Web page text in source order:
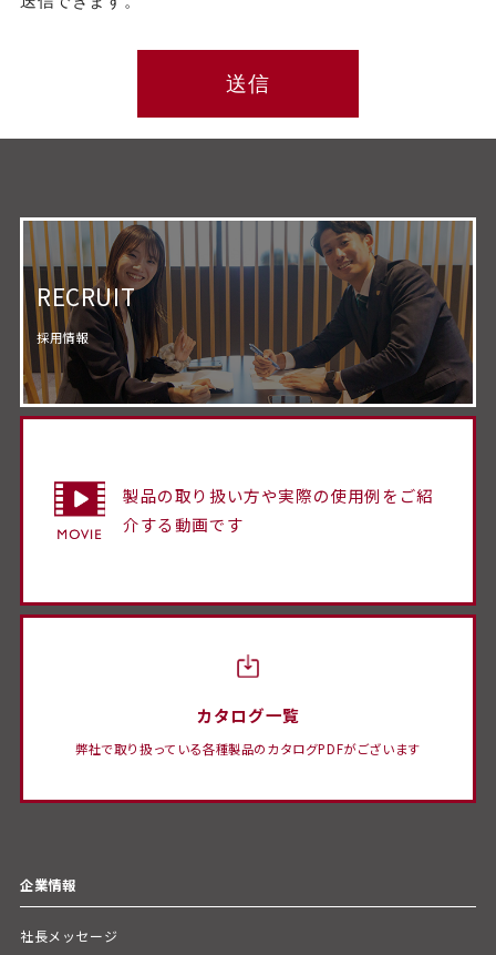
RECRUIT
採用情報
製品の取り扱い方や実際の使用例をご紹
介する動画です
カタログ一覧
弊社で取り扱っている各種製品のカタログPDFがございます
企業情報
社長メッセージ